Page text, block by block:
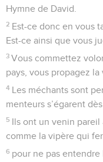
Hymne de David.
2 Est-ce donc en vous
Est-ce ainsi que vous
3 Vous commettez
pays, vous propagez la
4 Les méchants sont
menteurs s’égarent
5 Ils ont un venin pareil
comme la vipère qui
6 pour ne pas